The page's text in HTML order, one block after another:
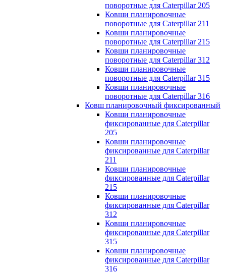
поворотные для Caterpillar 205
Ковши планировочные
поворотные для Caterpillar 211
Ковши планировочные
поворотные для Caterpillar 215
Ковши планировочные
поворотные для Caterpillar 312
Ковши планировочные
поворотные для Caterpillar 315
Ковши планировочные
поворотные для Caterpillar 316
Ковш планировочный фиксированный
Ковши планировочные
фиксированные для Caterpillar
205
Ковши планировочные
фиксированные для Caterpillar
211
Ковши планировочные
фиксированные для Caterpillar
215
Ковши планировочные
фиксированные для Caterpillar
312
Ковши планировочные
фиксированные для Caterpillar
315
Ковши планировочные
фиксированные для Caterpillar
316